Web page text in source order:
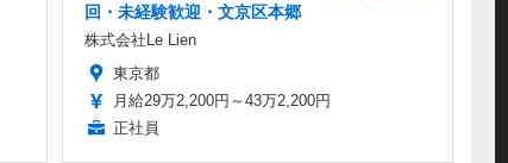
回・未経験歓迎・文京区本郷
株式会社Le Lien
東京都
月給29万2,200円～43万2,200円
正社員